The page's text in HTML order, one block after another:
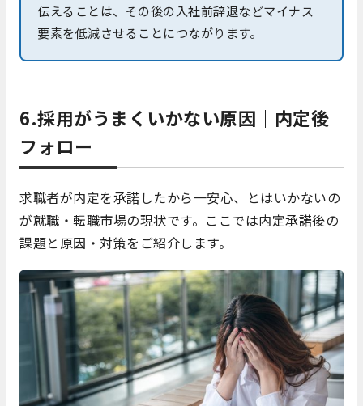
伝えることは、その後の入社前辞退などマイナス
要素を低減させることにつながります。
6.採用がうまくいかない原因｜内定後
フォロー
求職者が内定を承諾したから一安心、とはいかないの
が就職・転職市場の現状です。ここでは内定承諾後の
課題と原因・対策をご紹介します。